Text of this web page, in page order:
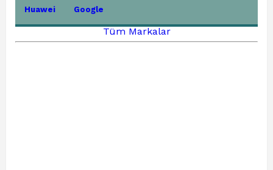
Huawei Google
Tüm Markalar